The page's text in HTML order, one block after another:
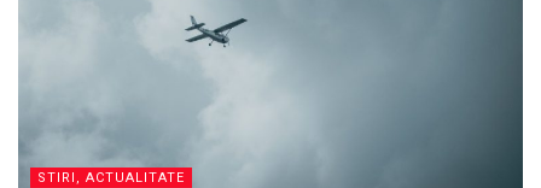
STIRI, ACTUALITATE